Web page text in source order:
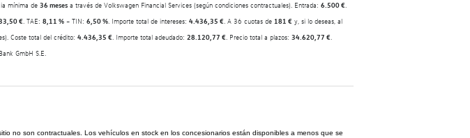
mínima de 36 meses a través de Volkswagen Financial Services (según condiciones contractuales). Entrada: 6.500 €.
€. TAE: 8,11 % – TIN: 6,50 %. Importe total de intereses: 4.436,35 €. A 36 cuotas de 181 € y, si lo deseas, al
Coste total del crédito: 4.436,35 €. Importe total adeudado: 28.120,77 €. Precio total a plazos: 34.620,77 €.
GmbH S.E.
no son contractuales. Los vehículos en stock en los concesionarios están disponibles a menos que se